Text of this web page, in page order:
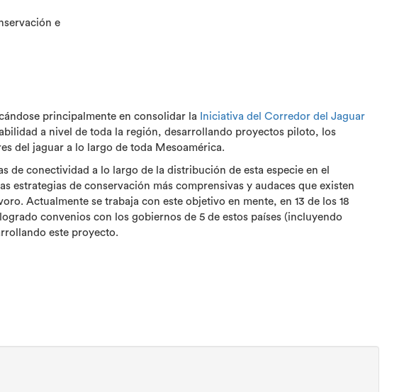
e
principalmente en consolidar la
Iniciativa del Corredor del Jaguar
a nivel de toda la región, desarrollando proyectos piloto, los
del jaguar a lo largo de toda Mesoamérica.
de conectividad a lo largo de la distribución de esta especie en el
estrategias de conservación más comprensivas y audaces que existen
Actualmente se trabaja con este objetivo en mente, en 13 de los 18
convenios con los gobiernos de 5 de estos países (incluyendo
este proyecto.